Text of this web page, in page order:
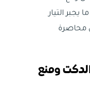
التيار
محاصرة
ومنع